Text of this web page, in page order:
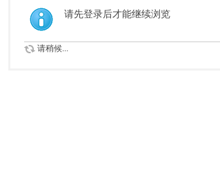
请先登录后才能继续浏览
请稍候...